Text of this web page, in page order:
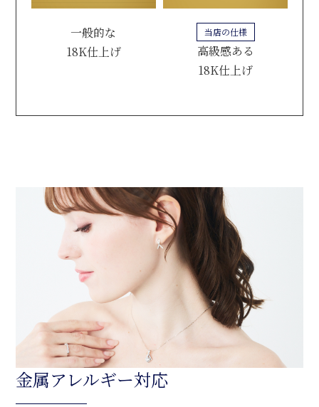
一般的な
18K仕上げ
当店の仕様
高級感ある
18K仕上げ
金属アレルギー対応